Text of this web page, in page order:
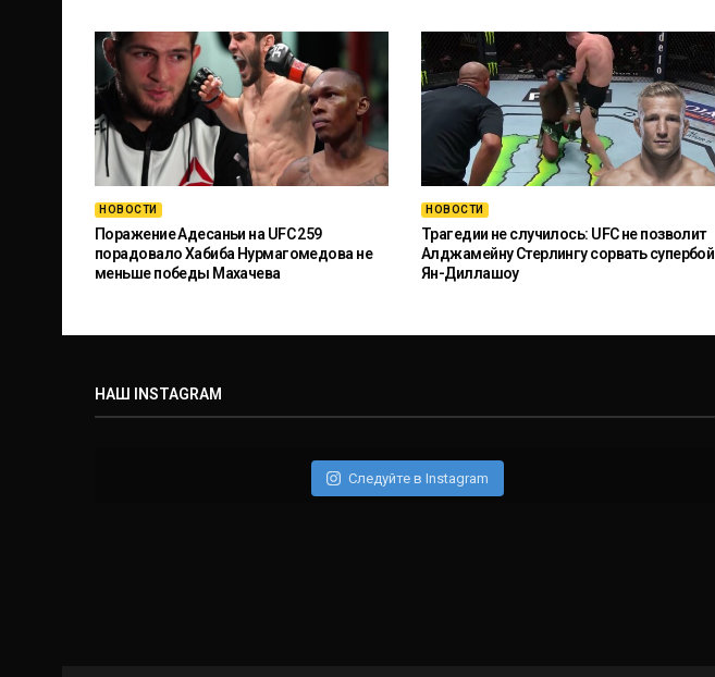
НОВОСТИ
Поражение Адесаньи на UFC 259
порадовало Хабиба Нурмагомедова не
меньше победы Махачева
НОВОСТИ
Трагедии не случилось: UFC не позволит
Алджамейну Стерлингу сорвать супербой
Ян-Диллашоу
НАШ INSTAGRAM
Следуйте в Instagram